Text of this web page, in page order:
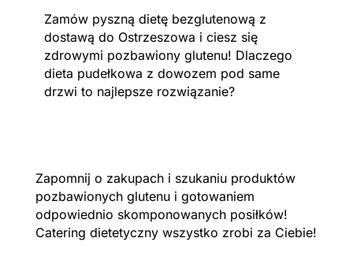
Zamów pyszną dietę bezglutenową z
dostawą do Ostrzeszowa i ciesz się
zdrowymi pozbawiony glutenu! Dlaczego
dieta pudełkowa z dowozem pod same
drzwi to najlepsze rozwiązanie?
Zapomnij o zakupach i szukaniu produktów
pozbawionych glutenu i gotowaniem
odpowiednio skomponowanych posiłków!
Catering dietetyczny wszystko zrobi za Ciebie!